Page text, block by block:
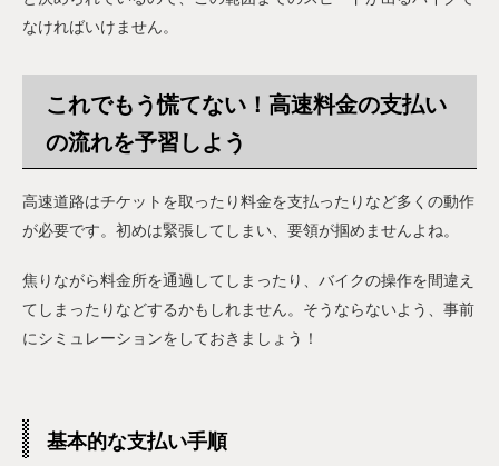
なければいけません。
これでもう慌てない！高速料金の支払い
の流れを予習しよう
高速道路はチケットを取ったり料金を支払ったりなど多くの動作
が必要です。初めは緊張してしまい、要領が掴めませんよね。
焦りながら料金所を通過してしまったり、バイクの操作を間違え
てしまったりなどするかもしれません。そうならないよう、事前
にシミュレーションをしておきましょう！
基本的な支払い手順